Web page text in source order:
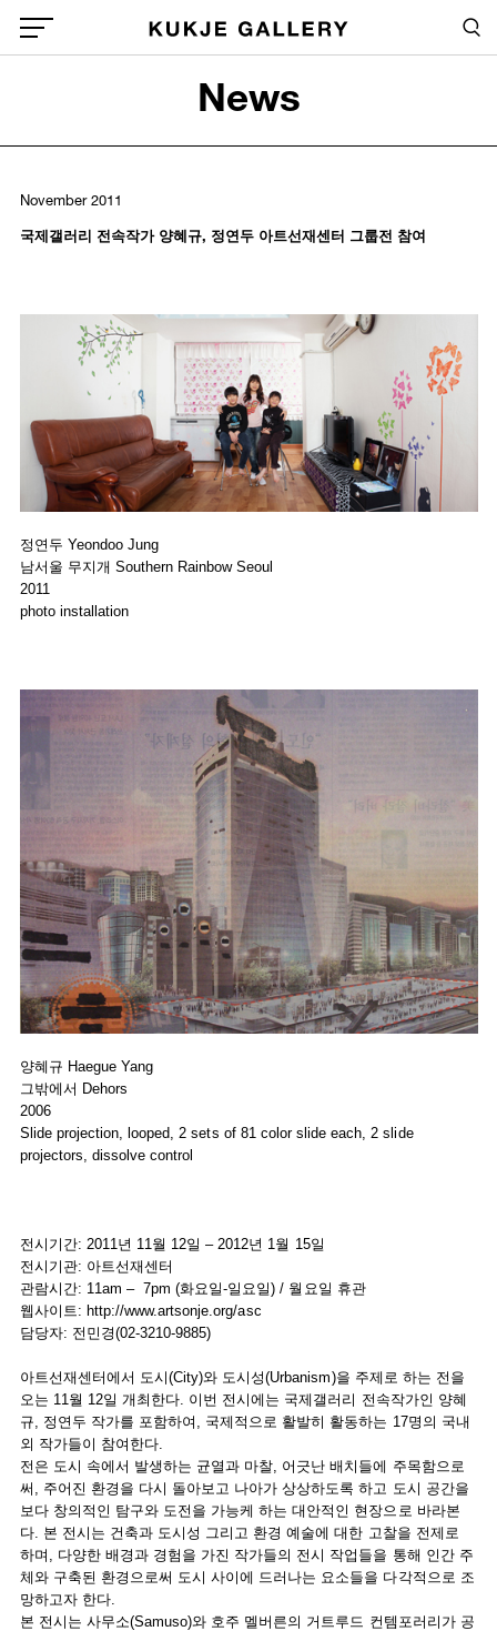
Skip to main content
Global Menu Open Button
News
November 2011
국제갤러리 전속작가 양혜규, 정연두 아트선재센터 그룹전 참여
정연두 Yeondoo Jung
남서울 무지개 Southern Rainbow Seoul
2011
photo installation
양혜규 Haegue Yang
그밖에서 Dehors
2006
Slide projection, looped, 2 sets of 81 color slide each, 2 slide
projectors, dissolve control
전시기간: 2011년 11월 12일 – 2012년 1월 15일
전시기관: 아트선재센터
관람시간: 11am – 7pm (화요일-일요일) / 월요일 휴관
웹사이트: http://www.artsonje.org/asc
담당자: 전민경(02-3210-9885)
아트선재센터에서 도시(City)와 도시성(Urbanism)을 주제로 하는 전을
오는 11월 12일 개최한다. 이번 전시에는 국제갤러리 전속작가인 양혜
규, 정연두 작가를 포함하여, 국제적으로 활발히 활동하는 17명의 국내
외 작가들이 참여한다.
전은 도시 속에서 발생하는 균열과 마찰, 어긋난 배치들에 주목함으로
써, 주어진 환경을 다시 돌아보고 나아가 상상하도록 하고 도시 공간을
보다 창의적인 탐구와 도전을 가능케 하는 대안적인 현장으로 바라본
다. 본 전시는 건축과 도시성 그리고 환경 예술에 대한 고찰을 전제로
하며, 다양한 배경과 경험을 가진 작가들의 전시 작업들을 통해 인간 주
체와 구축된 환경으로써 도시 사이에 드러나는 요소들을 다각적으로 조
망하고자 한다.
본 전시는 사무소(Samuso)와 호주 멜버른의 거트루드 컨템포러리가 공